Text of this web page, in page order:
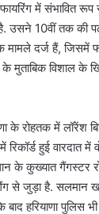
में संभावित रूप
उसने 10वीं तक की
मामले दर्ज हैं, जिसमें
के मुताबिक विशाल के
के रोहतक में लॉरेंश
हुई वारदात में
के कुख्यात गैंगस्टर
गैंग से जुड़ा है.
हरियाणा पुलिस